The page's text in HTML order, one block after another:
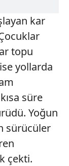
kar
topu
yollarda
süre
Yoğun
sürücüler
çekti.